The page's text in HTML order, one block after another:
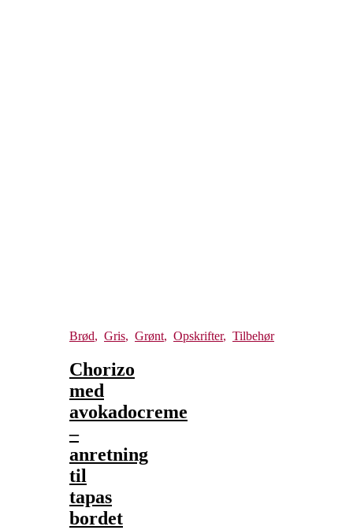
Brød, Gris, Grønt, Opskrifter, Tilbehør
Chorizo
med
avokadocreme
–
anretning
til
tapas
bordet